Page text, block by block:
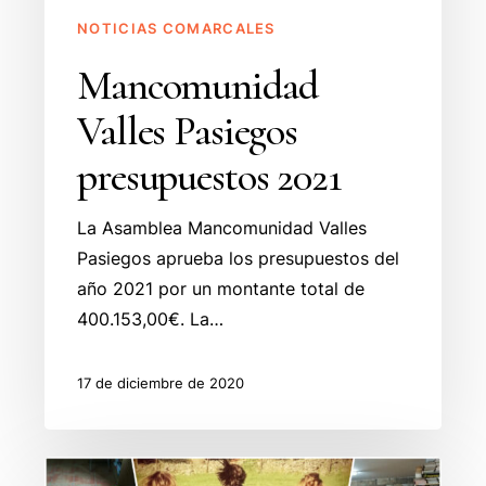
NOTICIAS COMARCALES
Mancomunidad
Valles Pasiegos
presupuestos 2021
La Asamblea Mancomunidad Valles
Pasiegos aprueba los presupuestos del
año 2021 por un montante total de
400.153,00€. La…
17 de diciembre de 2020
Finaliza